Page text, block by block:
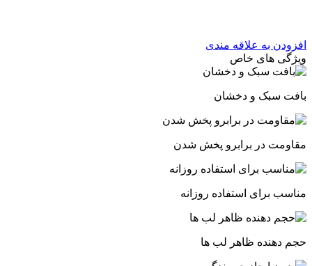
افزودن به علاقه مندی
ویژگی های خاص
بافت سبک و دخشان
مقاومت در برابرو پخش شدن
مناسب برای استفاده روزانه
حجم دهنده ظاهر لب ها